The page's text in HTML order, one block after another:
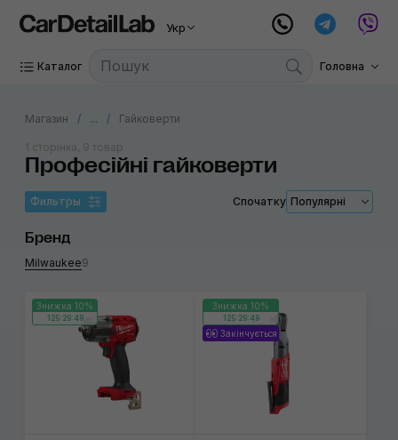
Укр
Каталог Головна
Магазин ... Гайковерти
Професійні гайковерти
1 сторінка, 9 товар
Фильтры Спочатку Популярні
Бренд
Milwaukee9
Знижка 10%
125:29:49
Знижка 10%
125:29:49
Закінчується